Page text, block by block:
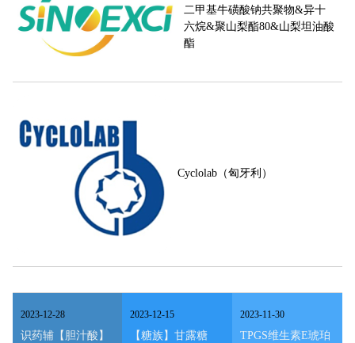
二甲基牛磺酸钠共聚物&异十
六烷&聚山梨酯80&山梨坦油酸
酯
Cyclolab（匈牙利）
识药辅【胆汁酸】
2023-12-28
【糖族】甘露糖
2023-12-15
TPGS维生素E琥珀
2023-11-30